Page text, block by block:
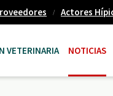
Actores
VETERINARIA NOTICIAS